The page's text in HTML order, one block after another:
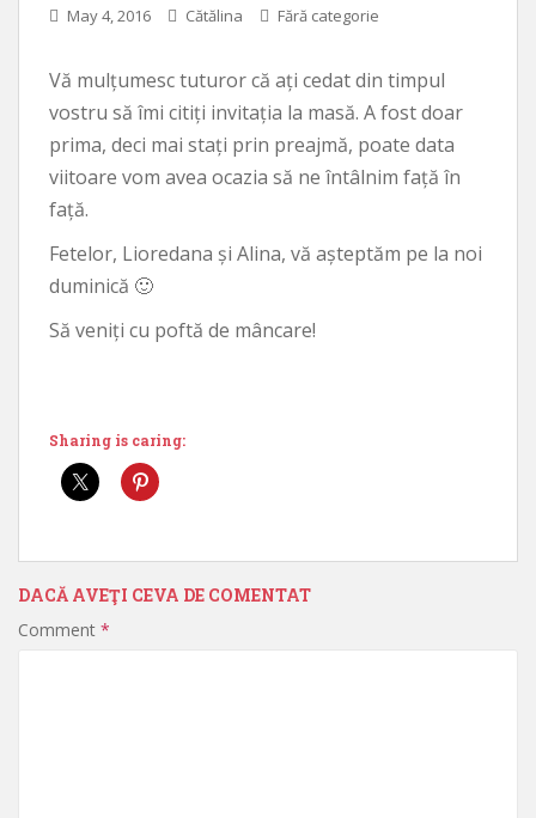
May 4, 2016 Cătălina Fără categorie
Vă mulțumesc tuturor că ați cedat din timpul
vostru să îmi citiți invitația la masă. A fost doar
prima, deci mai stați prin preajmă, poate data
viitoare vom avea ocazia să ne întâlnim față în
față.
Fetelor, Lioredana și Alina, vă așteptăm pe la noi
duminică 🙂
Să veniți cu poftă de mâncare!
Sharing is caring:
DACĂ AVEŢI CEVA DE COMENTAT
Comment *